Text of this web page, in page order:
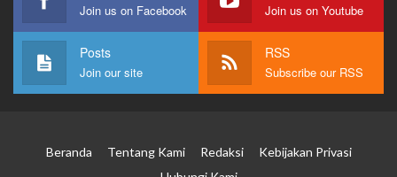
Join us on Facebook Join us on Youtube
Posts
Join our site
RSS
Subscribe our RSS
Beranda Tentang Kami Redaksi
Kebijakan Privasi